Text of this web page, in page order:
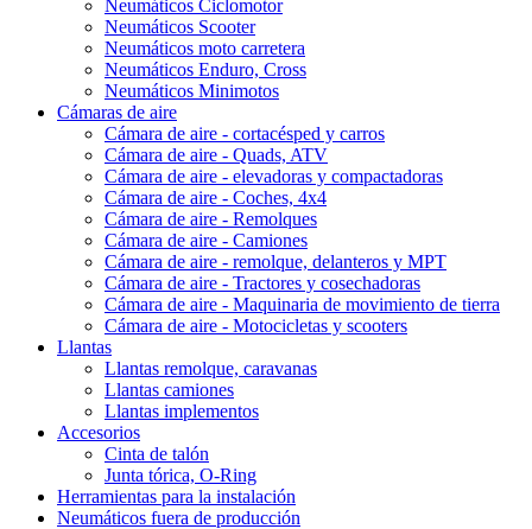
Neumáticos Ciclomotor
Neumáticos Scooter
Neumáticos moto carretera
Neumáticos Enduro, Cross
Neumáticos Minimotos
Cámaras de aire
Cámara de aire - cortacésped y carros
Cámara de aire - Quads, ATV
Cámara de aire - elevadoras y compactadoras
Cámara de aire - Coches, 4x4
Cámara de aire - Remolques
Cámara de aire - Camiones
Cámara de aire - remolque, delanteros y MPT
Cámara de aire - Tractores y cosechadoras
Cámara de aire - Maquinaria de movimiento de tierra
Cámara de aire - Motocicletas y scooters
Llantas
Llantas remolque, caravanas
Llantas camiones
Llantas implementos
Accesorios
Cinta de talón
Junta tórica, O-Ring
Herramientas para la instalación
Neumáticos fuera de producción